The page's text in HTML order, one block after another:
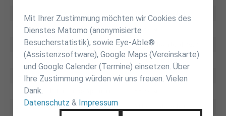
Sanan Cotchini SS West
Markus Haug TSV Schwieberdingen
Mattis Windmüller SV Böblingen
-40 kg
Michael Stocker
Mit Ihrer Zustimmung möchten wir Cookies des
Dienstes Matomo (anonymisierte
Besucherstatistik), sowie Eye-Able®
(Assistenzsoftware), Google Maps (Vereinskarte)
und Google Calender (Termine) einsetzen. Über
Ihre Zustimmung würden wir uns freuen. Vielen
Dank.
Datenschutz & Impressum